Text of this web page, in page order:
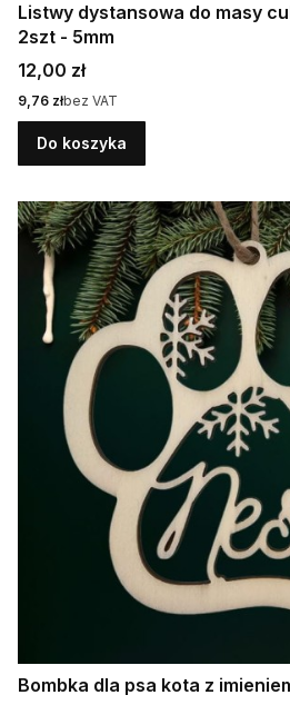
Listwy dystansowa do masy
2szt - 5mm
Cena
12,00 zł
Cena
9,76 złbez VAT
Do koszyka
Bombka dla psa kota z